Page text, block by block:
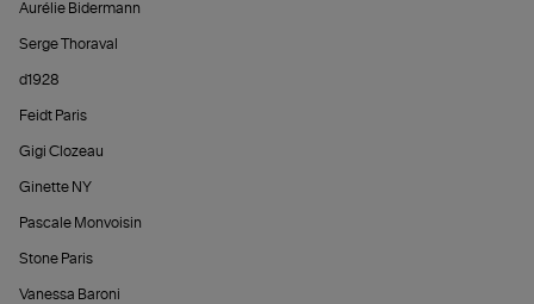
Aurélie Bidermann
Serge Thoraval
d1928
Feidt Paris
Gigi Clozeau
Ginette NY
Pascale Monvoisin
Stone Paris
Vanessa Baroni